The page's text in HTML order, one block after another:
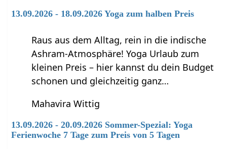
13.09.2026 - 18.09.2026 Yoga zum halben Preis
Raus aus dem Alltag, rein in die indische
Ashram-Atmosphäre! Yoga Urlaub zum
kleinen Preis – hier kannst du dein Budget
schonen und gleichzeitig ganz…
Mahavira Wittig
13.09.2026 - 20.09.2026 Sommer-Spezial: Yoga
Ferienwoche 7 Tage zum Preis von 5 Tagen